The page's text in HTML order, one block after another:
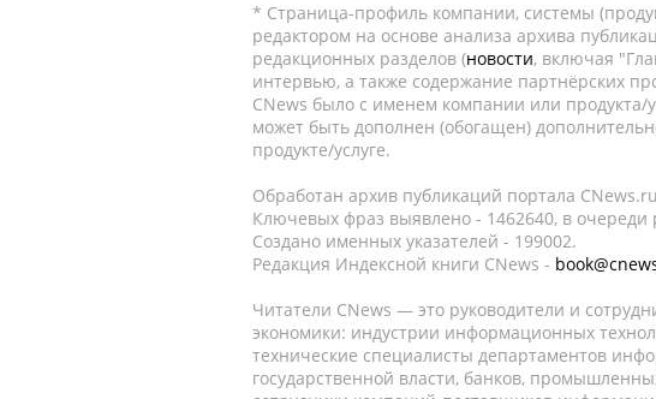
* Страница-профиль компании, системы
редактором на основе анализа архива
редакционных разделов (новости, включая
интервью, а также содержание партнёрских
CNews было с именем компании или
может быть дополнен (обогащен)
продукте/услуге.
Обработан архив публикаций портала
Ключевых фраз выявлено - 1462640, в очереди
Создано именных указателей - 199002.
Редакция Индексной книги CNews -
Читатели CNews — это руководители и
экономики: индустрии информационных
технические специалисты департаментов
государственной власти, банков,